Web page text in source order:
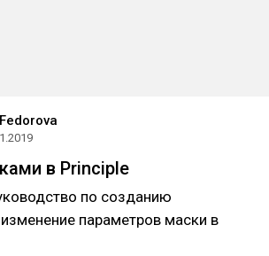
в Principle
по созданию
параметров маски в